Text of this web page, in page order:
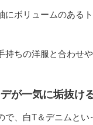
ボリュームのある
ちの洋服と合わせ
が一気に垢抜け
、白T＆デニムと